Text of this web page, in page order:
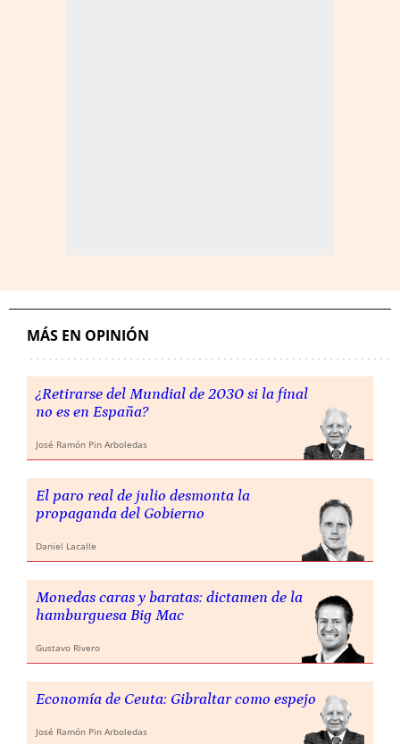
MÁS EN OPINIÓN
¿Retirarse del Mundial de 2030 si la final
no es en España?
José Ramón Pin Arboledas
El paro real de julio desmonta la
propaganda del Gobierno
Daniel Lacalle
Monedas caras y baratas: dictamen de la
hamburguesa Big Mac
Gustavo Rivero
Economía de Ceuta: Gibraltar como espejo
José Ramón Pin Arboledas